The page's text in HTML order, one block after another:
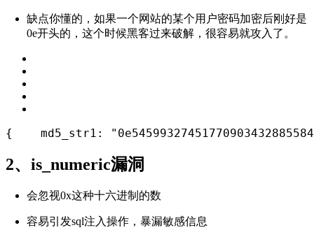
缺点你懂的，如果一个网站的某个用户密码加密后刚好是
0e开头的，这个时候黑客过来破解，很容易就攻入了。
{ md5_str1:
2、is_numeric漏洞
会忽视0x这种十六进制的数
容易引发sql注入操作，暴漏敏感信息